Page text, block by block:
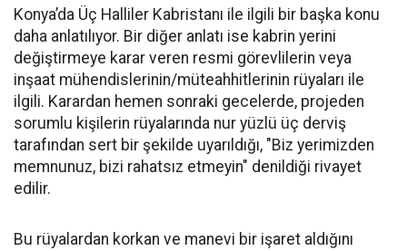
Konya’da Üç Halliler Kabristanı ile ilgili bir başka konu
daha anlatılıyor. Bir diğer anlatı ise kabrin yerini
değiştirmeye karar veren resmi görevlilerin veya
inşaat mühendislerinin/müteahhitlerinin rüyaları ile
ilgili. Karardan hemen sonraki gecelerde, projeden
sorumlu kişilerin rüyalarında nur yüzlü üç derviş
tarafından sert bir şekilde uyarıldığı, "Biz yerimizden
memnunuz, bizi rahatsız etmeyin" denildiği rivayet
edilir.
Bu rüyalardan korkan ve manevi bir işaret aldığını